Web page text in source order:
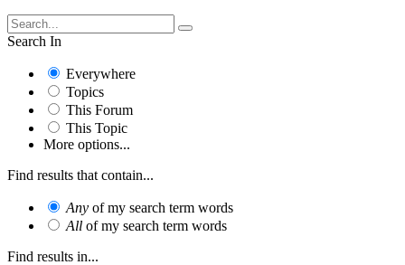
Search In
Everywhere
Topics
This Forum
This Topic
More options...
Find results that contain...
Any of my search term words
All of my search term words
Find results in...